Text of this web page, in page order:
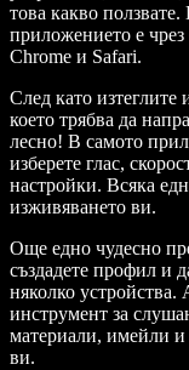
това какво
приложението е чрез
Chrome и Safari.
След като изтеглите
което трябва да
лесно! В самото
изберете глас,
настройки. Всяка
изживяването ви.
Още едно чудесно
създадете профил и
няколко устройства.
инструмент за
материали, имейли и
ви.